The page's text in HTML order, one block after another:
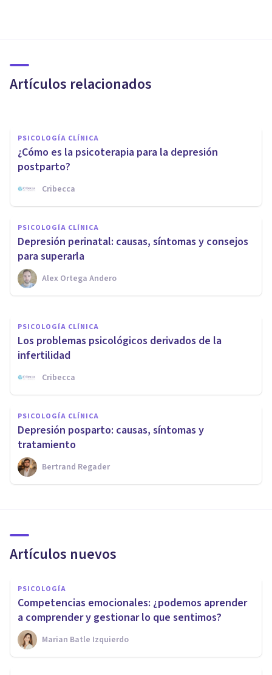
Artículos relacionados
embarazo
PSICOLOGÍA CLÍNICA
¿Cómo es la psicoterapia para la depresión
postparto?
Cribecca
PSICOLOGÍA CLÍNICA
Depresión perinatal: causas, síntomas y consejos
para superarla
Alex Ortega Andero
PSICOLOGÍA CLÍNICA
Ansiedad por lograr un
embarazo: un problema que se
retroalimenta
Tomás Santa Cecilia
PSICOLOGÍA CLÍNICA
Los problemas psicológicos derivados de la
infertilidad
Cribecca
PSICOLOGÍA CLÍNICA
Depresión posparto: causas, síntomas y
tratamiento
Bertrand Regader
Artículos nuevos
PSICOLOGÍA
Competencias emocionales: ¿podemos aprender
a comprender y gestionar lo que sentimos?
Marian Batle Izquierdo